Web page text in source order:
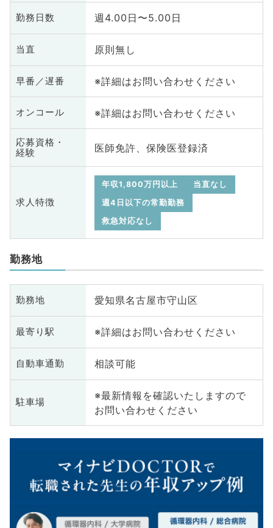
勤務日数 週4.00日〜5.00日
当直 原則無し
早番／遅番 ※詳細はお問い合わせください
オンコール ※詳細はお問い合わせください
応募資格・
経験
医師免許、保険医登録済
求人特徴
年収1,800万円以上
当直なし
週4日以下の常勤勤務
救急対応なし
勤務地
勤務地 愛知県名古屋市守山区
最寄り駅 ※詳細はお問い合わせください
自動車通勤 相談可能
駐車場
※最新情報を確認いたしますので
お問い合わせください